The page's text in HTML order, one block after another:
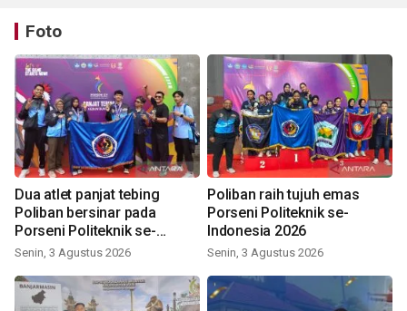
Foto
Dua atlet panjat tebing
Poliban bersinar pada
Porseni Politeknik se-
Indonesia 2026
Senin, 3 Agustus 2026
Poliban raih tujuh emas
Porseni Politeknik se-
Indonesia 2026
Senin, 3 Agustus 2026